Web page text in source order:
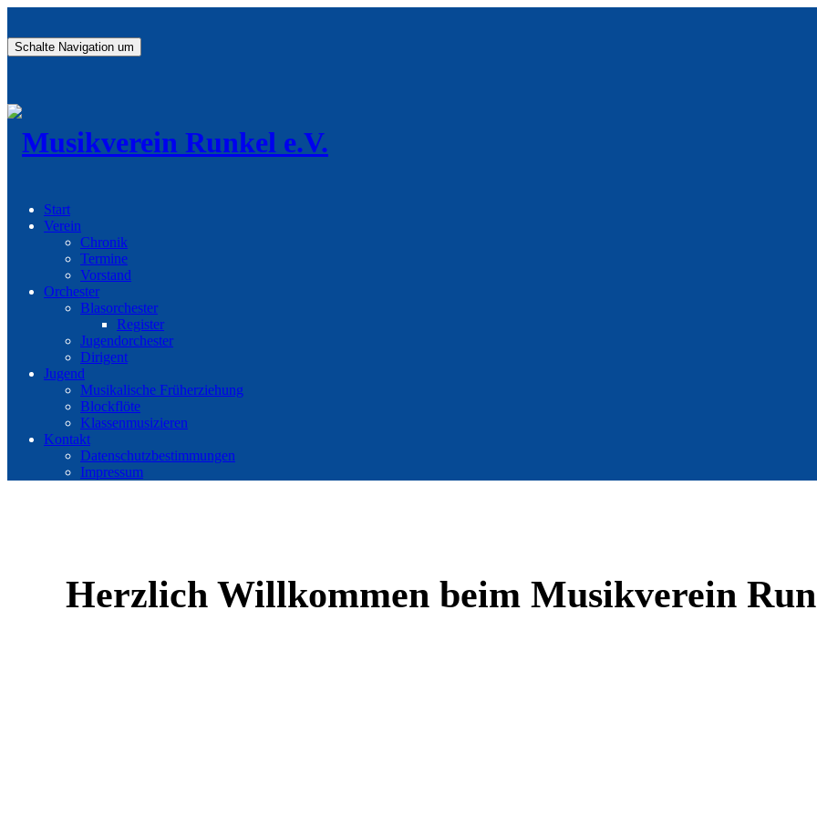
Schalte Navigation um
Start
Verein
Chronik
Termine
Vorstand
Orchester
Blasorchester
Register
Jugendorchester
Dirigent
Jugend
Musikalische Früherziehung
Blockflöte
Klassenmusizieren
Kontakt
Datenschutzbestimmungen
Impressum
Herzlich Willkommen beim Musikverein